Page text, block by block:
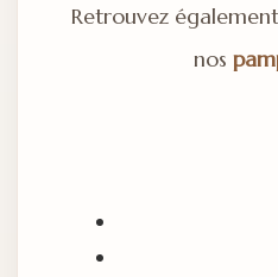
Retrouvez
nos